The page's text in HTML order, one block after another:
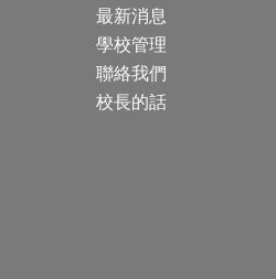
最新消息
學校管理
聯絡我們
校長的話